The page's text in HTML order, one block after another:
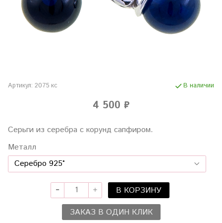
Артикул: 2075 кс В наличии
4 500 ₽
Серьги из серебра с корунд сапфиром.
Металл
В КОРЗИНУ
ЗАКАЗ В ОДИН КЛИК